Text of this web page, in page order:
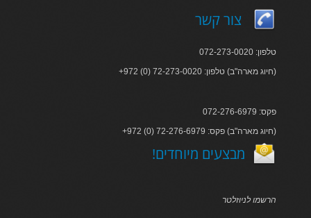
צור קשר
טלפון: 072-273-0020
+972 (0) 72-273-0020 :חיוג מארה"ב) טלפון)
פקס: 072-276-6979
+972 (0) 72-276-6979 :חיוג מארה"ב) פקס)
!מבצעים מיוחדים
הרשמו לניוזלטר